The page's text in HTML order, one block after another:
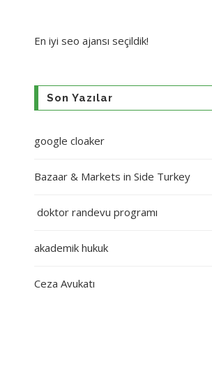
En iyi seo ajansı seçildik!
Son Yazılar
google cloaker
Bazaar & Markets in Side Turkey
doktor randevu programı
akademik hukuk
Ceza Avukatı